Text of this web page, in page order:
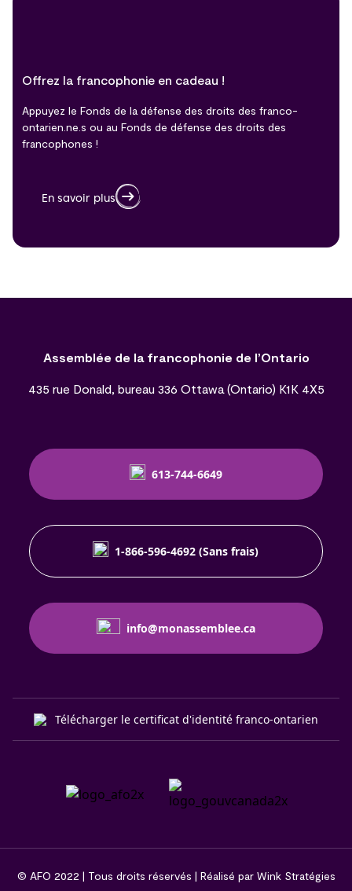
Offrez la francophonie en cadeau !
Appuyez le Fonds de la défense des droits des franco-
ontarien.ne.s ou au Fonds de défense des droits des
francophones !
En savoir plus
Assemblée de la francophonie de l’Ontario
435 rue Donald, bureau 336 Ottawa (Ontario) K1K 4X5
613-744-6649
1-866-596-4692 (Sans frais)
info@monassemblee.ca
Télécharger le certificat d'identité franco-ontarien
© AFO 2022 | Tous droits réservés | Réalisé par Wink Stratégies